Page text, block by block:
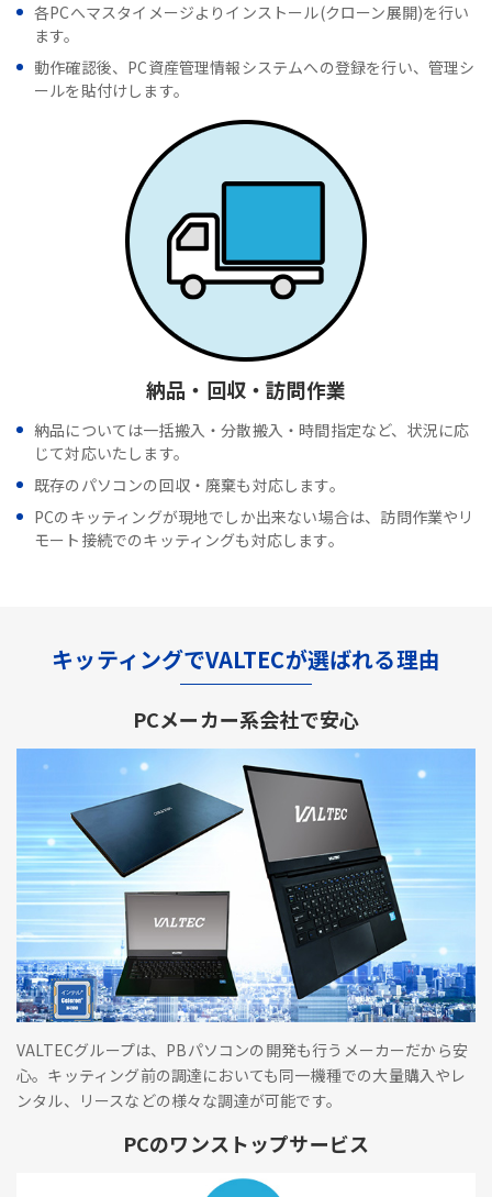
各PCへマスタイメージよりインストール(クローン展開)を行い
ます。
動作確認後、PC資産管理情報システムへの登録を行い、管理シ
ールを貼付けします。
納品・回収・訪問作業
納品については一括搬入・分散搬入・時間指定など、状況に応
じて対応いたします。
既存のパソコンの回収・廃棄も対応します。
PCのキッティングが現地でしか出来ない場合は、訪問作業やリ
モート接続でのキッティングも対応します。
キッティングでVALTECが選ばれる理由
PCメーカー系会社で安心
VALTECグループは、PBパソコンの開発も行うメーカーだから安
心。キッティング前の調達においても同一機種での大量購入やレ
ンタル、リースなどの様々な調達が可能です。
PCのワンストップサービス